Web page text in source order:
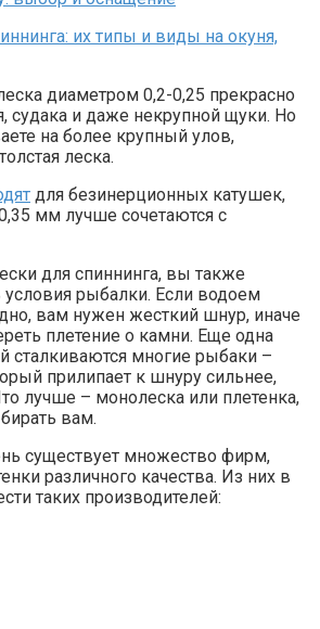
диаметром 0,2-0,25 прекрасно
судака и даже некрупной щуки. Но
на более крупный улов,
леска.
для безинерционных катушек,
мм лучше сочетаются с
для спиннинга, вы также
рыбалки. Если водоем
вам нужен жесткий шнур, иначе
плетение о камни. Еще одна
сталкиваются многие рыбаки –
прилипает к шнуру сильнее,
лучше – монолеска или плетенка,
вам.
существует множество фирм,
различного качества. Из них в
таких производителей: